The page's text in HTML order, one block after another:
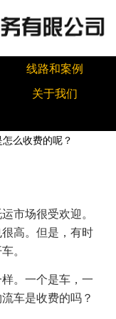
线路和案例
关于我们
么收费的呢？
市场很受欢迎。
高。但是，有时
。
。一个是车，一
车是收费的吗？